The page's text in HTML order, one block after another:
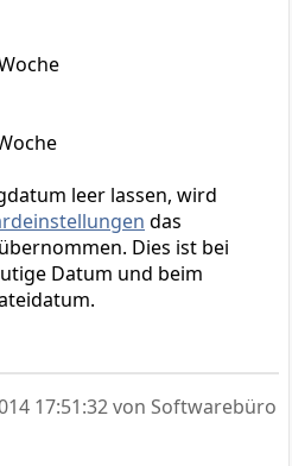
leer lassen, wird
das
Dies ist bei
Datum und beim
17:51:32von Softwarebüro